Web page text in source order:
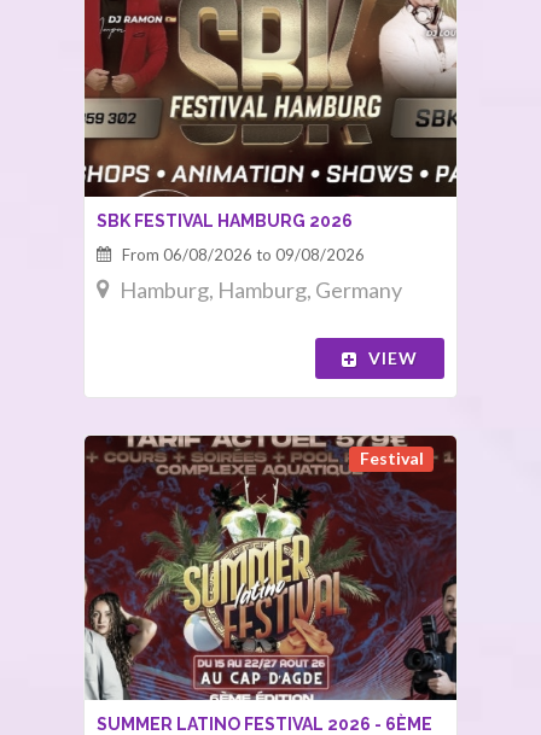
SBK FESTIVAL HAMBURG 2026
From 06/08/2026 to 09/08/2026
Hamburg, Hamburg, Germany
VIEW
Festival
SUMMER LATINO FESTIVAL 2026 - 6ÈME